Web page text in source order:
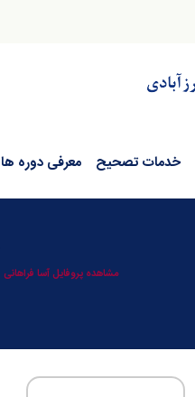
خدمات تصحیح معرفی دوره ها
مشاهده پروفایل آسا فراهانی